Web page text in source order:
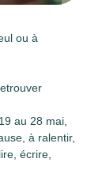
ou à
au 28 mai,
à ralentir,
écrire,